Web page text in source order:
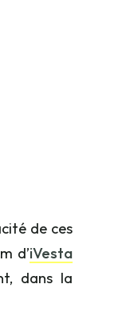
de ces
d’iVesta
dans la